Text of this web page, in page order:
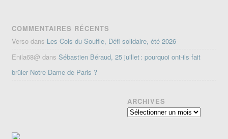
COMMENTAIRES RÉCENTS
Verso dans Les Cols du Souffle, Défi solidaire, été 2026
Enila68@ dansSébastien Béraud, 25 juillet : pourquoi ont-ils fait
brûler Notre Dame de Paris ?
ARCHIVES
Archives